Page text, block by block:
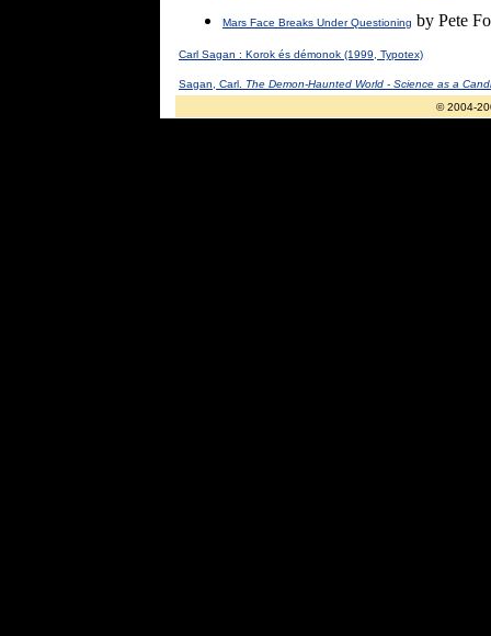
Mars Face Breaks Under Questioning by Pete
Carl Sagan : Korok és démonok (1999, Typotex)
Sagan, Carl.
The Demon-Haunted World - Science as a
© 2004-